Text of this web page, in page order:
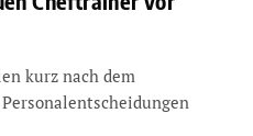
kurz nach dem